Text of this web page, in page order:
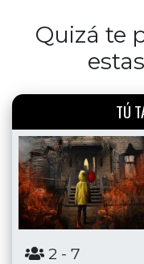
Quizá te
TÚ
2 - 7